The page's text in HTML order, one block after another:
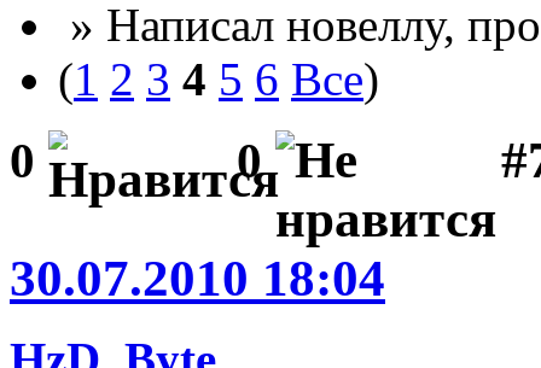
» Написал новеллу,
(1 2 3 4 5 6 Все)
0 0
30.07.2010 18:04